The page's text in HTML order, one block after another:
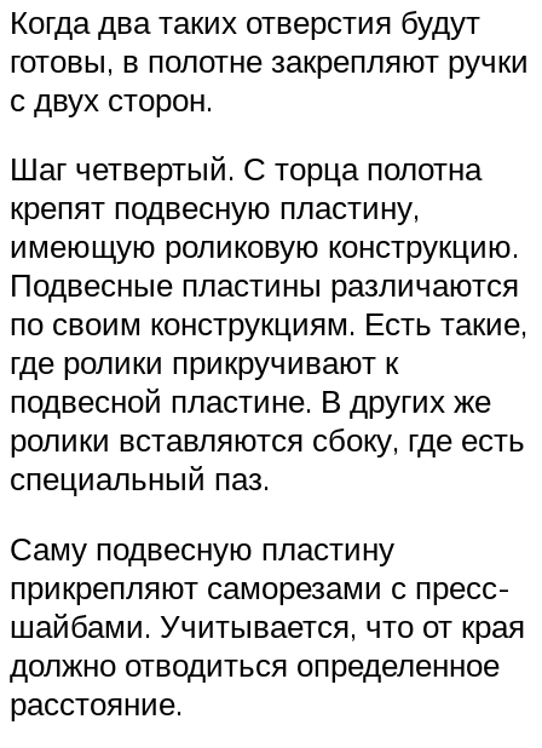
Когда два таких отверстия будут
готовы, в полотне закрепляют ручки
с двух сторон.
Шаг четвертый. С торца полотна
крепят подвесную пластину,
имеющую роликовую конструкцию.
Подвесные пластины различаются
по своим конструкциям. Есть такие,
где ролики прикручивают к
подвесной пластине. В других же
ролики вставляются сбоку, где есть
специальный паз.
Саму подвесную пластину
прикрепляют саморезами с пресс-
шайбами. Учитывается, что от края
должно отводиться определенное
расстояние.